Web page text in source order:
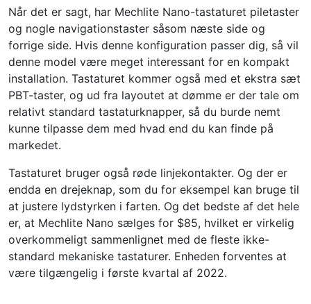
Når det er sagt, har Mechlite Nano-tastaturet piletaster
og nogle navigationstaster såsom næste side og
forrige side. Hvis denne konfiguration passer dig, så vil
denne model være meget interessant for en kompakt
installation. Tastaturet kommer også med et ekstra sæt
PBT-taster, og ud fra layoutet at dømme er der tale om
relativt standard tastaturknapper, så du burde nemt
kunne tilpasse dem med hvad end du kan finde på
markedet.
Tastaturet bruger også røde linjekontakter. Og der er
endda en drejeknap, som du for eksempel kan bruge til
at justere lydstyrken i farten. Og det bedste af det hele
er, at Mechlite Nano sælges for $85, hvilket er virkelig
overkommeligt sammenlignet med de fleste ikke-
standard mekaniske tastaturer. Enheden forventes at
være tilgængelig i første kvartal af 2022.